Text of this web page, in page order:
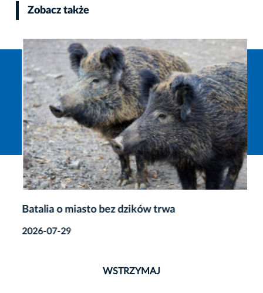
Zobacz także
Batalia o miasto bez dzików trwa
2026-07-29
WSTRZYMAJ